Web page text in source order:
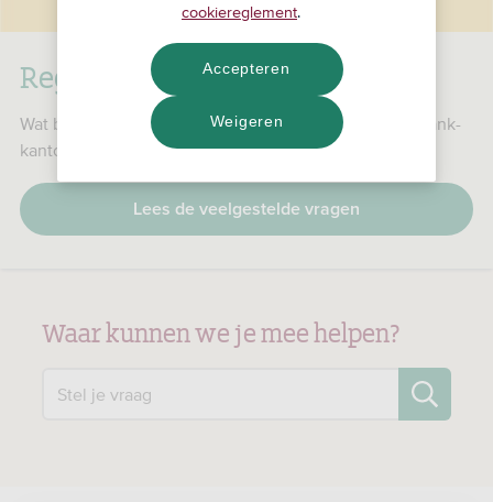
RegioBank is nu ASN Bank
Wat betekent dat voor jou, je producten en je RegioBank-
kantoor?
Lees de veelgestelde vragen
Waar kunnen we je mee helpen?
Stel je vraag
cookiereglement.
Weigeren
Accepteren